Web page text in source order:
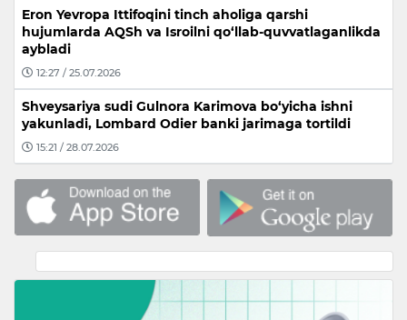
Eron Yevropa Ittifoqini tinch aholiga qarshi
hujumlarda AQSh va Isroilni qo‘llab-quvvatlaganlikda
aybladi
12:27 / 25.07.2026
Shveysariya sudi Gulnora Karimova bo‘yicha ishni
yakunladi, Lombard Odier banki jarimaga tortildi
15:21 / 28.07.2026